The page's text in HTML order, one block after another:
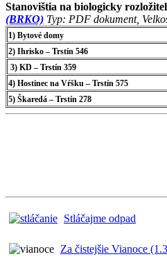
Stanovištia na biologicky
(BRKO) Typ: PDF dokument,
1) Bytové domy
2) Ihrisko – Trstín 546
3) KD – Trstín 359
4) Hostinec na Vŕšku – Trstín 575
5) Škaredá – Trstín 278
Stláčajme odpad
Za čistejšie Vianoce